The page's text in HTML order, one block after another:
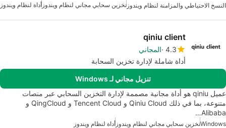
النسخ الاحتياطي والمزامنة لنظام ويندوز تخزين سحابي مجاني لنظام ويندوز أداة لنظام ويندوز
qiniu client
4.3 المجاني
أداة شاملة لإدارة تخزين السحابة
تنزيل مجاني لـ Windows
عميل qiniu هو أداة مجانية مصممة لإدارة التخزين السحابي عبر منصات
متنوعة، بما في ذلك Qiniu Cloud و Tencent Cloud و QingCloud و
Alibaba…
Windowsتخزين سحابي مجاني لنظام ويندوز أداة لنظام ويندوز